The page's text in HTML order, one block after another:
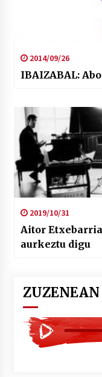
2014/09/26
IBAIZABAL:
2019/10/31
Aitor
aurkeztu digu